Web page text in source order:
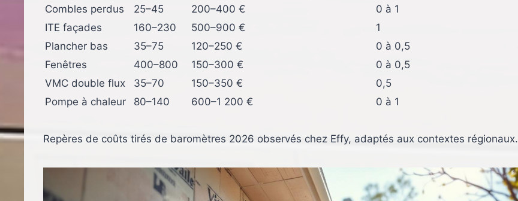
Combles perdus
25–45 200–400 €
0 à 1
ITE façades
160–230 500–900 €
1
Plancher bas
35–75 120–250 €
0 à 0,5
Fenêtres
400–800 150–300 €
0 à 0,5
VMC double flux
35–70 150–350 €
0,5
Pompe à chaleur
80–140 600–1 200 € 0 à 1
Repères de coûts tirés de baromètres 2026 observés chez Effy, adaptés aux contextes régionaux.